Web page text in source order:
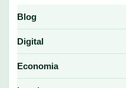
Blog
Digital
Economia